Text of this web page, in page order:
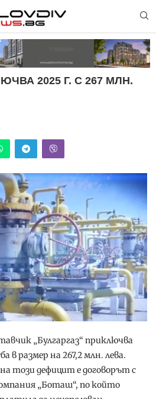
2025 Г. С 267 МЛН.
„Булгаргаз“ приключва
в размер на 267,2 млн. лева.
този дефицит е договорът с
„Боташ“, по който